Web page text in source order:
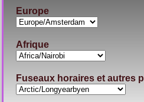
Europe
Afrique
Fuseaux horaires et autres